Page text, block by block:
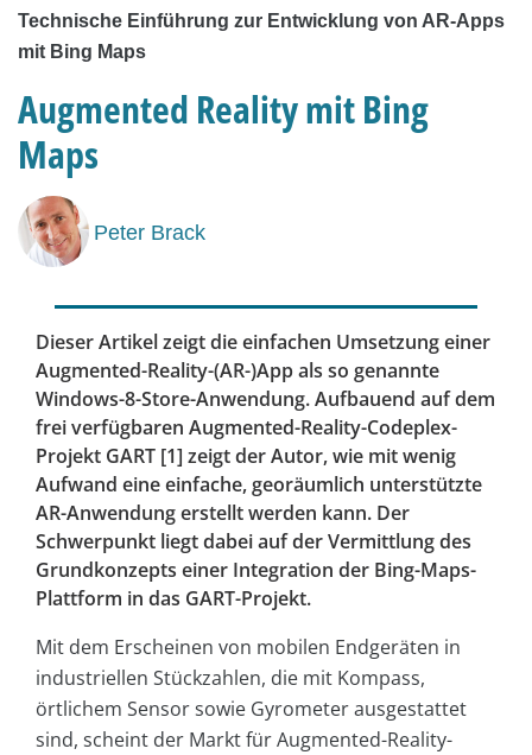
Technische Einführung zur Entwicklung von AR-Apps
mit Bing Maps
Augmented Reality mit Bing
Maps
Peter Brack
Dieser Artikel zeigt die einfachen Umsetzung einer
Augmented-Reality-(AR-)App als so genannte
Windows-8-Store-Anwendung. Aufbauend auf dem
frei verfügbaren Augmented-Reality-Codeplex-
Projekt GART [1] zeigt der Autor, wie mit wenig
Aufwand eine einfache, georäumlich unterstützte
AR-Anwendung erstellt werden kann. Der
Schwerpunkt liegt ­dabei auf der Vermittlung des
Grundkonzepts einer Integration der Bing-Maps-
Plattform in das GART-Projekt.
Mit dem Erscheinen von mobilen Endgeräten in
industriellen Stückzahlen, die mit Kompass,
örtlichem Sensor sowie Gyrometer ausgestattet
sind, scheint der Markt für Augmented-Reality-